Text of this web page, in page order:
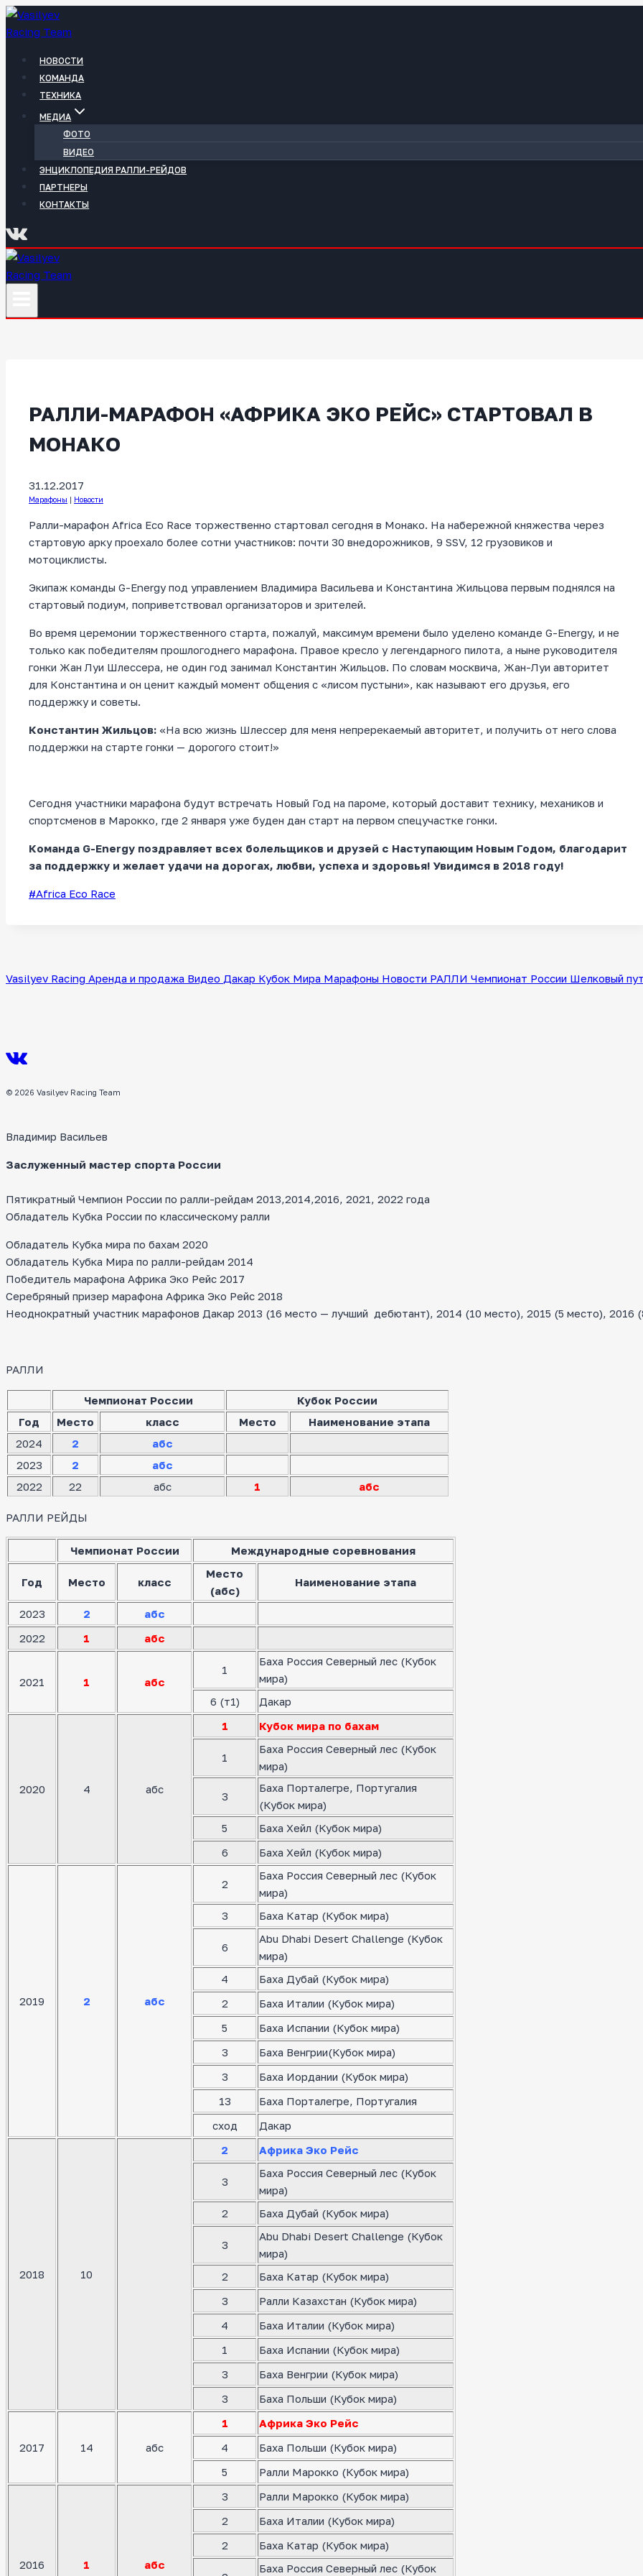
Перейти
к
НОВОСТИ
КОМАНДА
ТЕХНИКА
МЕДИА
ФОТО
ВИДЕО
ЭНЦИКЛОПЕДИЯ РАЛЛИ-РЕЙДОВ
ПАРТНЕРЫ
КОНТАКТЫ
РАЛЛИ-МАРАФОН «АФРИКА ЭКО РЕЙС» СТАРТОВАЛ В
МОНАКО
31.12.2017
Марафоны | Новости
Ралли-марафон Africa Eco Race торжественно стартовал сегодня в Монако. На набережной княжества через
стартовую арку проехало более сотни участников: почти 30 внедорожников, 9 SSV, 12 грузовиков и
мотоциклисты.
Экипаж команды G-Energy под управлением Владимира Васильева и Константина Жильцова первым поднялся на
стартовый подиум, поприветствовал организаторов и зрителей.
Во время церемонии торжественного старта, пожалуй, максимум времени было уделено команде G-Energy, и не
только как победителям прошлогоднего марафона. Правое кресло у легендарного пилота, а ныне руководителя
гонки Жан Луи Шлессера, не один год занимал Константин Жильцов. По словам москвича, Жан-Луи авторитет
для Константина и он ценит каждый момент общения с «лисом пустыни», как называют его друзья, его
поддержку и советы.
Константин Жильцов: «На всю жизнь Шлессер для меня непререкаемый авторитет, и получить от него слова
поддержки на старте гонки — дорогого стоит!»
Сегодня участники марафона будут встречать Новый Год на пароме, который доставит технику, механиков и
спортсменов в Марокко, где 2 января уже буден дан старт на первом спецучастке гонки.
Команда G-Energy поздравляет всех болельщиков и друзей с Наступающим Новым Годом, благодарит
за поддержку и желает удачи на дорогах, любви, успеха и здоровья! Увидимся в 2018 году!
Метки
#Africa Eco Race
Vasilyev Racing Аренда и продажа Видео Дакар Кубок Мира Марафоны Новости РАЛЛИ Чемпионат России Шелковый
© 2026 Vasilyev Racing Team
Владимир Васильев
Заслуженный мастер спорта России
Пятикратный Чемпион России по ралли-рейдам 2013,2014,2016, 2021, 2022 года
Обладатель Кубка России по классическому ралли
Обладатель Кубка мира по бахам 2020
Обладатель Кубка Мира по ралли-рейдам 2014
Победитель марафона Африка Эко Рейс 2017
Серебряный призер марафона Африка Эко Рейс 2018
Неоднократный участник марафонов Дакар 2013 (16 место — лучший дебютант), 2014 (10 место), 2015 (5 место), 2016
РАЛЛИ
Чемпионат России
Кубок России
Год
Место класс Место
Наименование этапа
2024
2
абс
2023
2
абс
2022
22 абс 1 абс
РАЛЛИ РЕЙДЫ
Чемпионат России Международные соревнования
Год Место класс
Место
(абс)
Наименование этапа
2023 2
абс
2022
1 абс
2021 1 абс
1
Баха Россия Северный лес (Кубок
мира)
6 (т1)
Дакар
2020 4 абс
1 Кубок мира по бахам
1
Баха Россия Северный лес (Кубок
мира)
3
Баха Порталегре, Португалия
(Кубок мира)
5
Баха Хейл (Кубок мира)
6
Баха Хейл (Кубок мира)
2019 2 абс
2
Баха Россия Северный лес (Кубок
мира)
3
Баха Катар (Кубок мира)
6
Abu Dhabi Desert Challenge (Кубок
мира)
4
Баха Дубай (Кубок мира)
2
Баха Италии (Кубок мира)
5
Баха Испании (Кубок мира)
3
Баха Венгрии(Кубок мира)
3
Баха Иордании (Кубок мира)
13
Баха Порталегре, Португалия
сход
Дакар
2018 10
2 Африка Эко Рейс
3
Баха Россия Северный лес (Кубок
мира)
2
Баха Дубай (Кубок мира)
3
Abu Dhabi Desert Challenge (Кубок
мира)
2
Баха Катар (Кубок мира)
3
Ралли Казахстан (Кубок мира)
4
Баха Италии (Кубок мира)
1
Баха Испании (Кубок мира)
3
Баха Венгрии (Кубок мира)
3
Баха Польши (Кубок мира)
2017 14 абс
1
Африка Эко Рейс
4
Баха Польши (Кубок мира)
5
Ралли Марокко (Кубок мира)
2016 1 абс
3
Ралли Марокко (Кубок мира)
2
Баха Италии (Кубок мира)
2
Баха Катар (Кубок мира)
Баха Россия Северный лес (Кубок